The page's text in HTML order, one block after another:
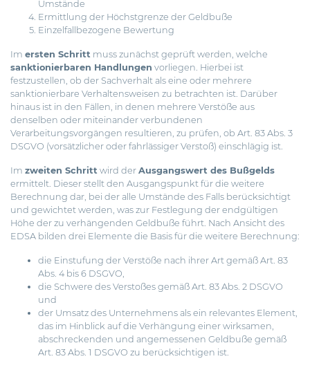
Umstände
Ermittlung der Höchstgrenze der Geldbuße
Einzelfallbezogene Bewertung
Im ersten Schritt muss zunächst geprüft werden, welche
sanktionierbaren Handlungen vorliegen. Hierbei ist
festzustellen, ob der Sachverhalt als eine oder mehrere
sanktionierbare Verhaltensweisen zu betrachten ist. Darüber
hinaus ist in den Fällen, in denen mehrere Verstöße aus
denselben oder miteinander verbundenen
Verarbeitungsvorgängen resultieren, zu prüfen, ob Art. 83 Abs. 3
DSGVO (vorsätzlicher oder fahrlässiger Verstoß) einschlägig ist.
Im zweiten Schritt wird der Ausgangswert des Bußgelds
ermittelt. Dieser stellt den Ausgangspunkt für die weitere
Berechnung dar, bei der alle Umstände des Falls berücksichtigt
und gewichtet werden, was zur Festlegung der endgültigen
Höhe der zu verhängenden Geldbuße führt. Nach Ansicht des
EDSA bilden drei Elemente die Basis für die weitere Berechnung:
die Einstufung der Verstöße nach ihrer Art gemäß Art. 83
Abs. 4 bis 6 DSGVO,
die Schwere des Verstoßes gemäß Art. 83 Abs. 2 DSGVO
und
der Umsatz des Unternehmens als ein relevantes Element,
das im Hinblick auf die Verhängung einer wirksamen,
abschreckenden und angemessenen Geldbuße gemäß
Art. 83 Abs. 1 DSGVO zu berücksichtigen ist.